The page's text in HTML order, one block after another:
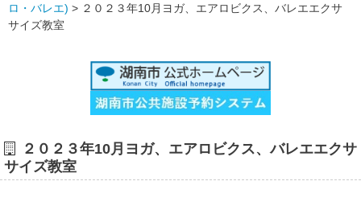
ロ・バレエ) > ２０２３年10月ヨガ、エアロビクス、バレエエクサ
サイズ教室
２０２３年10月ヨガ、エアロビクス、バレエエクサ
サイズ教室